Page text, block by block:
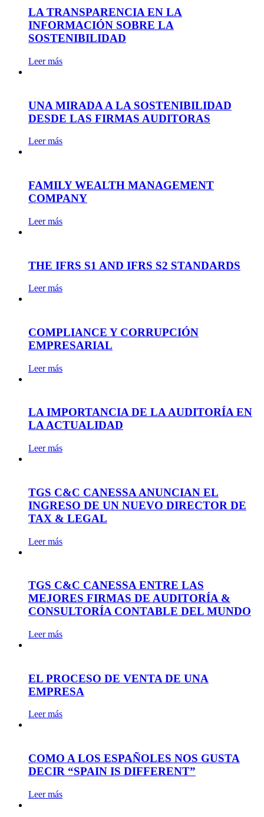
LA TRANSPARENCIA EN LA
INFORMACIÓN SOBRE LA
SOSTENIBILIDAD
Leer más
UNA MIRADA A LA SOSTENIBILIDAD
DESDE LAS FIRMAS AUDITORAS
Leer más
FAMILY WEALTH MANAGEMENT
COMPANY
Leer más
THE IFRS S1 AND IFRS S2 STANDARDS
Leer más
COMPLIANCE Y CORRUPCIÓN
EMPRESARIAL
Leer más
LA IMPORTANCIA DE LA AUDITORÍA EN
LA ACTUALIDAD
Leer más
TGS C&C CANESSA ANUNCIAN EL
INGRESO DE UN NUEVO DIRECTOR DE
TAX & LEGAL
Leer más
TGS C&C CANESSA ENTRE LAS
MEJORES FIRMAS DE AUDITORÍA &
CONSULTORÍA CONTABLE DEL MUNDO
Leer más
EL PROCESO DE VENTA DE UNA
EMPRESA
Leer más
COMO A LOS ESPAÑOLES NOS GUSTA
DECIR “SPAIN IS DIFFERENT”
Leer más